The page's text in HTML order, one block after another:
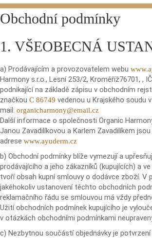
Obchodní podmínky
1. VŠEOBECNÁ
a) Prodávajícím a provozovatelem webu
Harmony s.r.o., Lesní 253/2, Kroměříž76701, ,
podnikající na základě zápisu v obchodním
značkou C 86749 vedenou u Krajského soudu
mail: organicharmony@email.cz
Další informace o společnosti Organic
Janou Zavadilíkovou a Karlem Zavadilíkem
adrese www.ayuderm.cz
b) Obchodní podmínky blíže vymezují a
prodávajícího a jeho zákazníků (kupujících) a
tvoří obsah kupní smlouvy o dodávce zboží. V
jakéhokoliv ustanovení těchto obchodních
reklamačního řádu se smlouvou má vždy
Užití obchodních podmínek kupujícího je
v otázkách obchodními podmínkami
c) Nezbytnou součástí objednávky je potvrzení